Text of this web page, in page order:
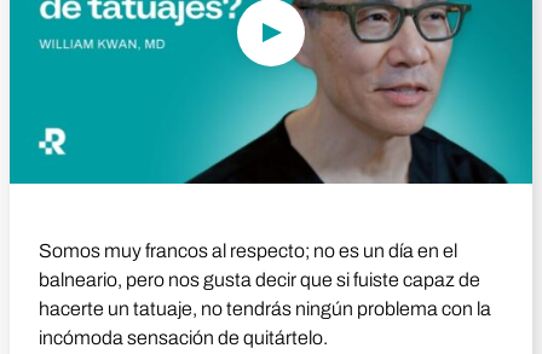
Somos muy francos al respecto; no es un día en el
balneario, pero nos gusta decir que si fuiste capaz de
hacerte un tatuaje, no tendrás ningún problema con la
incómoda sensación de quitártelo.